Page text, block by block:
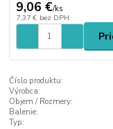
9,06 €/ks
7,37 € bez DPH
Číslo produktu:
Výrobca:
Objem / Rozmery:
Balenie:
Typ: